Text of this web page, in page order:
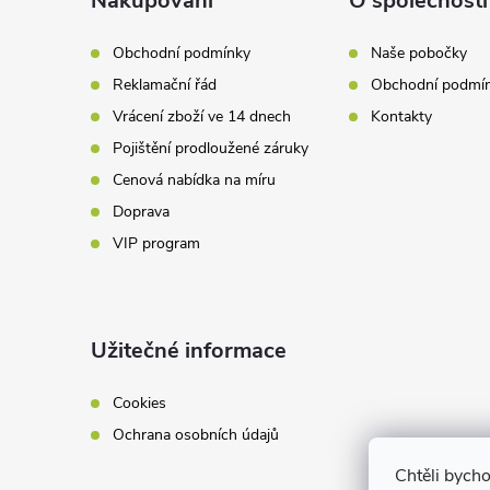
Chtěli
r
v
k
y
v
ý
s
u
Obchodní podmínky
Reklamační řád
Vrácení zboží ve 14 dnech
Pojištění prodloužené záruky
Cenová nabídka na míru
Doprava
VIP program
Naše pobočky
Obchodní
Kontakty
Užitečné informace
Cookies
Ochrana osobních údajů